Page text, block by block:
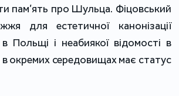
пам’ять про Шульца. Фіцовський
для естетичної канонізації
Польщі і неабиякої відомості в
в окремих середовищах має статус